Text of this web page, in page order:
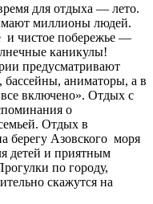
для отдыха — лето.
миллионы людей.
и чистое побережье —
каникулы!
предусматривают
бассейны, аниматоры, а в
включено». Отдых с
о
Отдых в
берегу Азовского моря
детей и приятным
по городу,
скажутся на